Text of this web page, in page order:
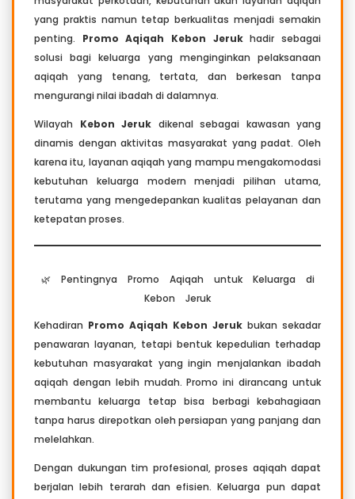
yang praktis namun tetap berkualitas menjadi semakin
penting. Promo Aqiqah Kebon Jerukhadir sebagai
solusi bagi keluarga yang menginginkan pelaksanaan
aqiqah yang tenang, tertata, dan berkesan tanpa
mengurangi nilai ibadah di dalamnya.
Wilayah Kebon Jeruk dikenal sebagai kawasan yang
dinamis dengan aktivitas masyarakat yang padat. Oleh
karena itu, layanan aqiqah yang mampu mengakomodasi
kebutuhan keluarga modern menjadi pilihan utama,
terutama yang mengedepankan kualitas pelayanan dan
ketepatan proses.
🌿 Pentingnya Promo Aqiqah untuk Keluarga di
Kebon Jeruk
Kehadiran Promo Aqiqah Kebon Jeruk bukan sekadar
penawaran layanan, tetapi bentuk kepedulian terhadap
kebutuhan masyarakat yang ingin menjalankan ibadah
aqiqah dengan lebih mudah. Promo ini dirancang untuk
membantu keluarga tetap bisa berbagi kebahagiaan
tanpa harus direpotkan oleh persiapan yang panjang dan
melelahkan.
Dengan dukungan tim profesional, proses aqiqah dapat
berjalan lebih terarah dan efisien. Keluarga pun dapat